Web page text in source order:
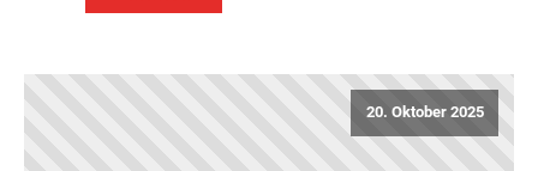
20. Oktober 2025